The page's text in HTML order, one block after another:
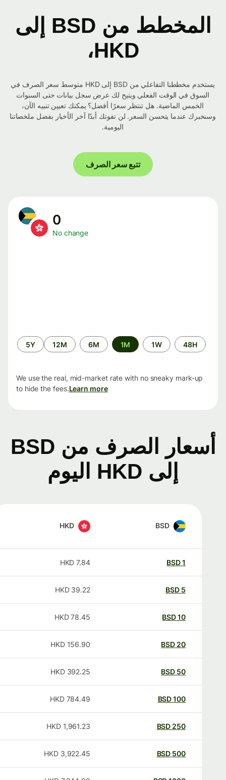
المخطط من BSD إلى
HKD،
يستخدم مخططنا التفاعلي من BSD إلى HKD متوسط ​​سعر الصرف في
السوق في الوقت الفعلي ويتيح لك عرض سجل بيانات حتى السنوات
الخمس الماضية. هل تنتظر سعرًا أفضل؟ يمكنك تعيين تنبيه الآن،
وسنخبرك عندما يتحسن السعر. لن تفوتك أبدًا آخر الأخبار بفضل ملخصاتنا
اليومية.
تتبع سعر الصرف
No change
الفترة
الزمنية
48H
1W
1M
6M
12M
5Y
We use the real, mid-market rate with no sneaky mark-up
to hide the fees.Learn more
أسعار الصرف من BSD
إلى HKD اليوم
BSD
HKD
BSD
7.84
HKD
BSD
39.22
HKD
BSD
78.45
HKD
20
BSD
156.90
HKD
50
BSD
392.25
HKD
100
BSD
784.49
HKD
250
BSD
1,961.23
HKD
500
BSD
3,922.45
HKD